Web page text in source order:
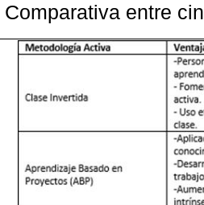
Comparativa entre